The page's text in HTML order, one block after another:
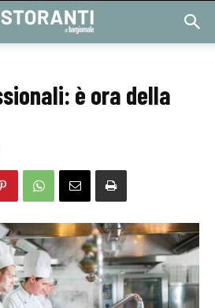
è ora della